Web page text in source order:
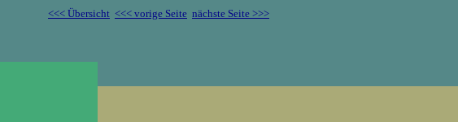
<<< Übersicht <<< vorige Seite nächste Seite >>>